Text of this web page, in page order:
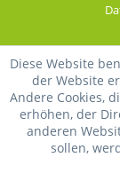
Diese Website
der Website
Andere Cookies,
erhöhen, der
anderen
sollen,